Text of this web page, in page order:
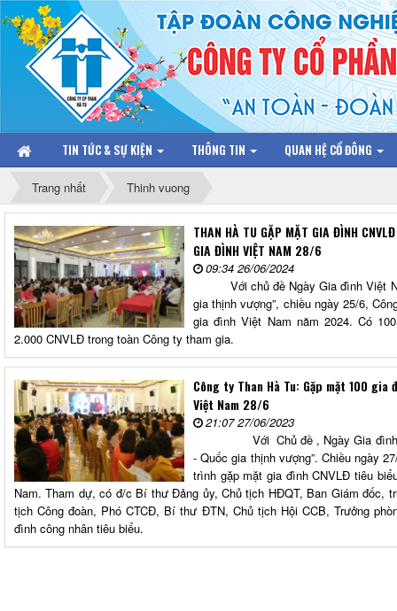
TIN TỨC & SỰ KIỆN THÔNG TIN QUAN HỆ CỔ ĐÔNG
Trang nhất Thinh vuong
THAN HÀ TU GẶP MẶT GIA ĐÌNH
GIA ĐÌNH VIỆT NAM 28/6
09:34 26/06/2024
Với chủ đề Ngày Gia đình Việt
gia thịnh vượng”, chiều ngày 25/6,
gia đình Việt Nam năm 2024. Có
2.000 CNVLĐ trong toàn Công ty tham gia.
Công ty Than Hà Tu: Gặp mặt 100 gia
Việt Nam 28/6
21:07 27/06/2023
Với Chủ đề , Ngày Gia đình Việt
- Quốc gia thịnh vượng”. Chiều ngày
trình gặp mặt gia đình CNVLĐ tiêu
Nam. Tham dự, có đ/c Bí thư Đảng ủy, Chủ tịch HĐQT, Ban Giám đốc,
tịch Công đoàn, Phó CTCĐ, Bí thư ĐTN, Chủ tịch Hội CCB, Trưởng
đình công nhân tiêu biểu.